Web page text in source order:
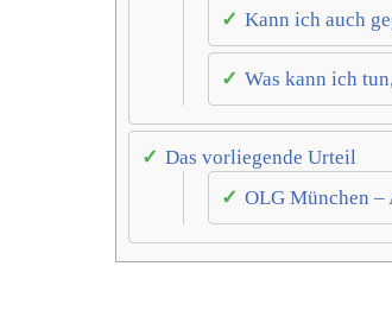
Kann ich auch
Was kann ich
Das vorliegende Urteil
OLG München –